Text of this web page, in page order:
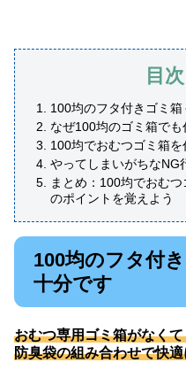
目次
100均のフタ付きゴミ
なぜ100均のゴミ箱でも
100均でおむつゴミ箱
やってしまいがちなNG
まとめ：100均でおむ
のポイントを覚えよう
100均のフタ付
十分です
おむつ専用ゴミ箱がなく
防臭袋の組み合わせで快